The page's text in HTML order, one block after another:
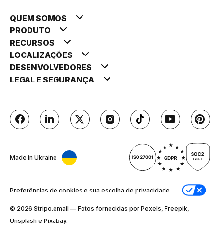
QUEM SOMOS
PRODUTO
RECURSOS
LOCALIZAÇÕES
DESENVOLVEDORES
LEGAL E SEGURANÇA
Made in Ukraine
Preferências de cookies e sua escolha de privacidade
© 2026 Stripо.email — Fotos fornecidas por Pexels, Freepik,
Unsplash e Pixabay.